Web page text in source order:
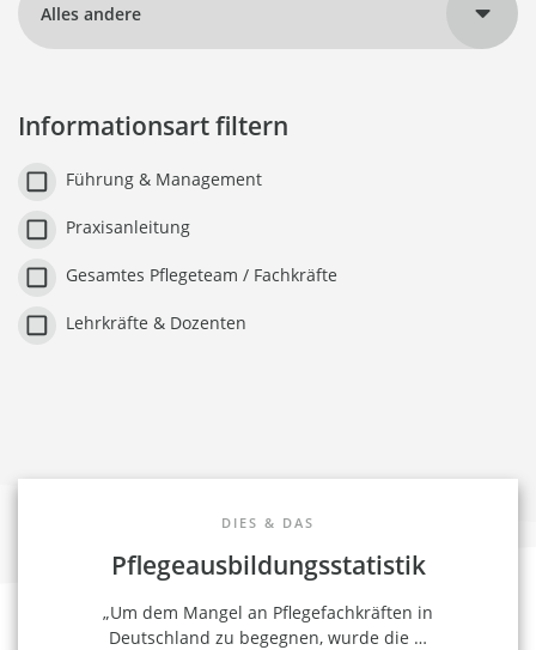
Alles andere
Informationsart filtern
Führung & Management
Praxisanleitung
Gesamtes Pflegeteam / Fachkräfte
Lehrkräfte & Dozenten
DIES & DAS
Pflegeausbildungsstatistik
„Um dem Mangel an Pflegefachkräften in
Deutschland zu begegnen, wurde die …